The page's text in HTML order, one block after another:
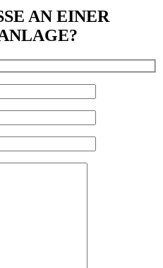
AN EINER